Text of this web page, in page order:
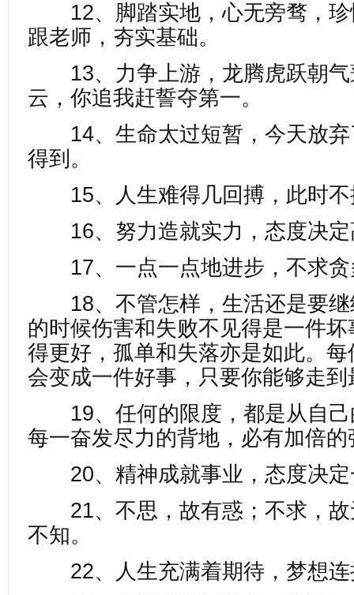
12、脚踏实地，心无旁骛，珍
跟老师，夯实基础。
13、力争上游，龙腾虎跃朝气
云，你追我赶誓夺第一。
14、生命太过短暂，今天放弃
得到。
15、人生难得几回搏，此时不
16、努力造就实力，态度决定
17、一点一点地进步，不求贪
18、不管怎样，生活还是要继
的时候伤害和失败不见得是一件
得更好，孤单和失落亦是如此。
会变成一件好事，只要你能够走到
19、任何的限度，都是从自己
每一奋发尽力的背地，必有加倍的
20、精神成就事业，态度决定
21、不思，故有惑；不求，故
不知。
22、人生充满着期待，梦想连